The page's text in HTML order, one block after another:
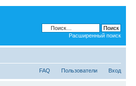
Расширенный поиск
FAQ Пользователи Вход